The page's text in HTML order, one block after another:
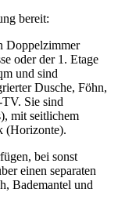
bereit:
Doppelzimmer
oder der 1. Etage
und sind
Dusche, Föhn,
Sie sind
mit seitlichem
(Horizonte).
bei sonst
einen separaten
Bademantel und